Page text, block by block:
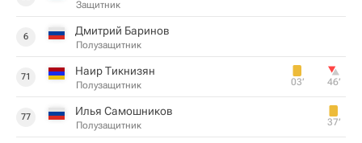
Защитник
6 Дмитрий Баринов
Полузащитник
71 Наир Тикнизян
Полузащитник 03‎’‎ 46‎’‎
77 Илья Самошников
Полузащитник 37‎’‎